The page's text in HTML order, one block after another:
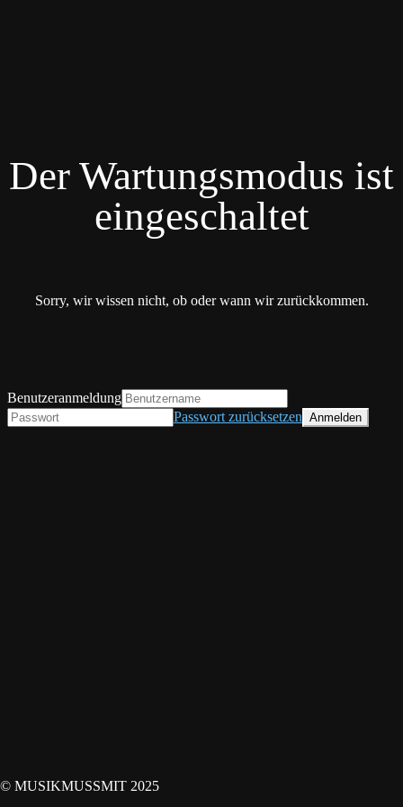
Der Wartungsmodus ist
eingeschaltet
Sorry, wir wissen nicht, ob oder wann wir zurückkommen.
© MUSIKMUSSMIT 2025
Benutzeranmeldung
Passwort zurücksetzen